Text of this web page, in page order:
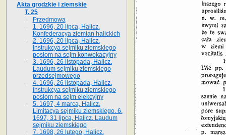
Akta grodzkie i ziemskie
T. 25
Przedmowa
1. 1696, 20 lipca, Halicz.
Konfederacya ziemian halickich
2. 1696, 20 lipca, Halicz.
Instrukcya sejmiku ziemskiego
posłom na sejm konwokacyjny
3. 1696, 26 listopada, Halicz.
Laudum sejmiku ziemskiego
przedsejmowego
4. 1696, 26 listopada, Halicz.
Instrukcya sejmiku ziemskiego
posłom na sejm elekcyjny
5. 1697, 4 marca, Halicz.
Limitacya sejmiku ziemskiego. 6.
1697, 31 lipca, Halicz. Laudum
sejmiku ziemskiego
7. 1698, 26 lutego, Halicz.